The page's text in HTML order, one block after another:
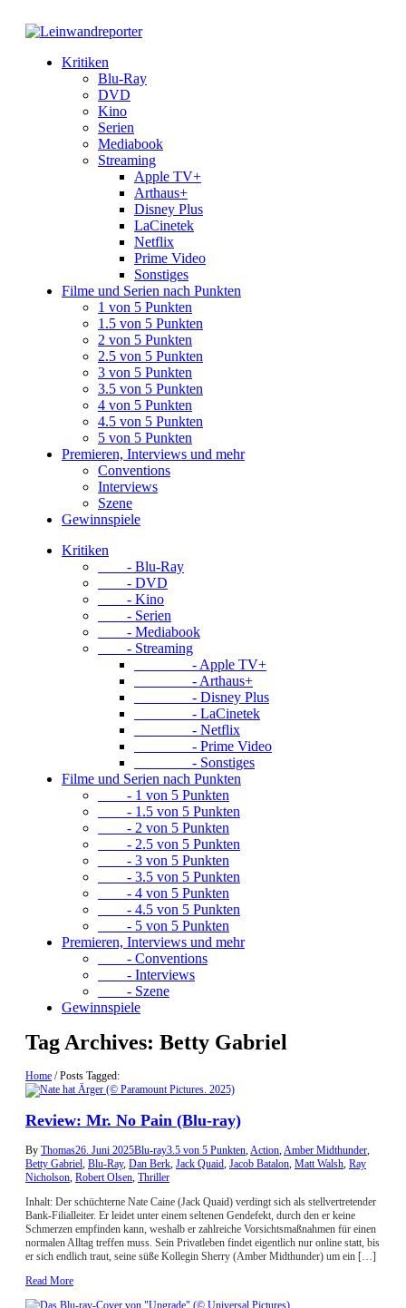
Kritiken
Blu-Ray
DVD
Kino
Serien
Mediabook
Streaming
Apple TV+
Arthaus+
Disney Plus
LaCinetek
Netflix
Prime Video
Sonstiges
Filme und Serien nach Punkten
1 von 5 Punkten
1.5 von 5 Punkten
2 von 5 Punkten
2.5 von 5 Punkten
3 von 5 Punkten
3.5 von 5 Punkten
4 von 5 Punkten
4.5 von 5 Punkten
5 von 5 Punkten
Premieren, Interviews und mehr
Conventions
Interviews
Szene
Gewinnspiele
Kritiken
- Blu-Ray
- DVD
- Kino
- Serien
- Mediabook
- Streaming
- Apple TV+
- Arthaus+
- Disney Plus
- LaCinetek
- Netflix
- Prime Video
- Sonstiges
Filme und Serien nach Punkten
- 1 von 5 Punkten
- 1.5 von 5 Punkten
- 2 von 5 Punkten
- 2.5 von 5 Punkten
- 3 von 5 Punkten
- 3.5 von 5 Punkten
- 4 von 5 Punkten
- 4.5 von 5 Punkten
- 5 von 5 Punkten
Premieren, Interviews und mehr
- Conventions
- Interviews
- Szene
Gewinnspiele
Tag Archives: Betty Gabriel
Home /Posts Tagged:
Review: Mr. No Pain (Blu-ray)
By Thomas26. Juni 2025Blu-ray3.5 von 5 Punkten,Action,Amber Midthunder,
Betty Gabriel, Blu-Ray, Dan Berk, Jack Quaid, Jacob Batalon, Matt Walsh, Ray
Nicholson, Robert Olsen, Thriller
Inhalt: Der schüchterne Nate Caine (Jack Quaid) verdingt sich als stellvertretender
Bank-Filialleiter. Er leidet unter einem seltenen Gendefekt, durch den er keine
Schmerzen empfinden kann, weshalb er zahlreiche Vorsichtsmaßnahmen für einen
normalen Alltag treffen muss. Sein Privatleben findet eigentlich nur online statt, bis
er sich endlich traut, seine süße Kollegin Sherry (Amber Midthunder) um ein […]
Read More